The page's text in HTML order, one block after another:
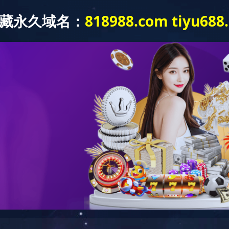
продукт центр клиент дело